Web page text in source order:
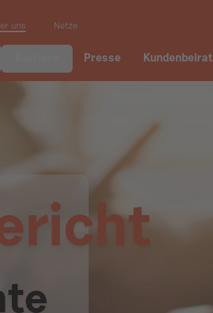
uns Netze
Presse Kundenbeirat